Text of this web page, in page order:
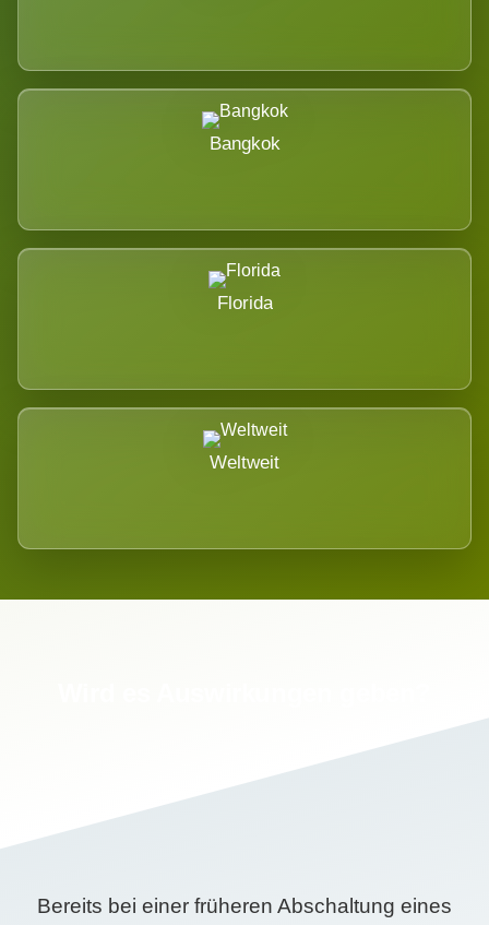
Bangkok
Florida
Weltweit
Bereits bei einer früheren Abschaltung eines